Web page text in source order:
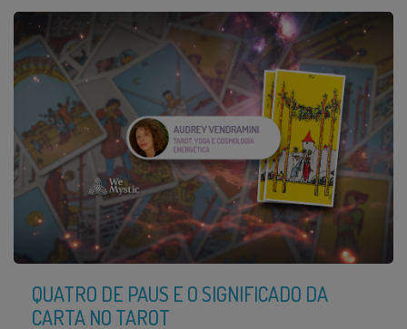
QUATRO DE PAUS E O SIGNIFICADO DA
CARTA NO TAROT